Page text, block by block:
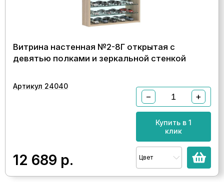
Витрина настенная №2-8Г открытая с
девятью полками и зеркальной стенкой
Артикул 24040
12 689 р.
− +
Купить в 1
клик
Цвет